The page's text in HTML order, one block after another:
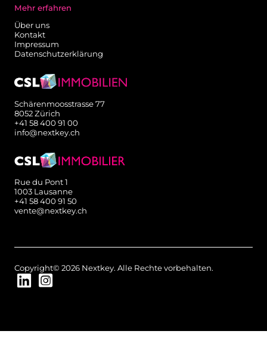
Mehr erfahren
Über uns
Kontakt
Impressum
Datenschutzerklärung
Schärenmoosstrasse 77
8052 Zürich
+41 58 400 91 00
info@nextkey.ch
Rue du Pont 1
1003 Lausanne
+41 58 400 91 50
vente@nextkey.ch
Copyright© 2026 Nextkey. Alle Rechte vorbehalten.